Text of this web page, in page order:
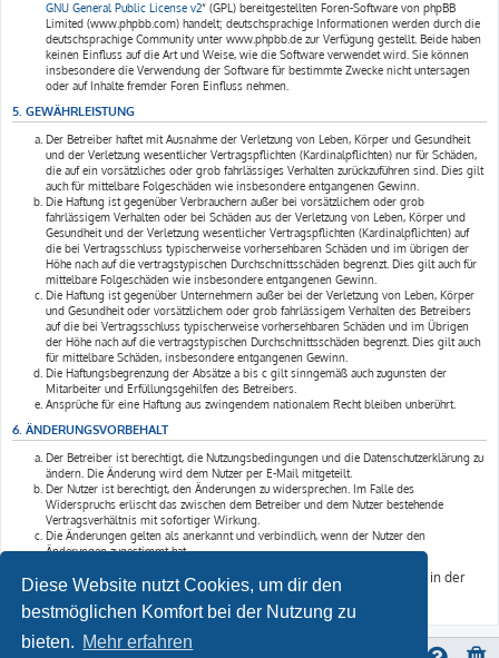
Diese Website nutzt Cookies, um dir den
bestmöglichen Komfort bei der Nutzung zu
bieten. Mehr erfahren
GNU General Public License v2“ (GPL) bereitgestellten Foren-Software von phpBB
Limited (www.phpbb.com) handelt; deutschsprachige Informationen werden durch die
deutschsprachige Community unter www.phpbb.de zur Verfügung gestellt. Beide haben
keinen Einfluss auf die Art und Weise, wie die Software verwendet wird. Sie können
insbesondere die Verwendung der Software für bestimmte Zwecke nicht untersagen
oder auf Inhalte fremder Foren Einfluss nehmen.
5. GEWÄHRLEISTUNG
Der Betreiber haftet mit Ausnahme der Verletzung von Leben, Körper und Gesundheit
und der Verletzung wesentlicher Vertragspflichten (Kardinalpflichten) nur für Schäden,
die auf ein vorsätzliches oder grob fahrlässiges Verhalten zurückzuführen sind. Dies gilt
auch für mittelbare Folgeschäden wie insbesondere entgangenen Gewinn.
Die Haftung ist gegenüber Verbrauchern außer bei vorsätzlichem oder grob
fahrlässigem Verhalten oder bei Schäden aus der Verletzung von Leben, Körper und
Gesundheit und der Verletzung wesentlicher Vertragspflichten (Kardinalpflichten) auf
die bei Vertragsschluss typischerweise vorhersehbaren Schäden und im übrigen der
Höhe nach auf die vertragstypischen Durchschnittsschäden begrenzt. Dies gilt auch für
mittelbare Folgeschäden wie insbesondere entgangenen Gewinn.
Die Haftung ist gegenüber Unternehmern außer bei der Verletzung von Leben, Körper
und Gesundheit oder vorsätzlichem oder grob fahrlässigem Verhalten des Betreibers
auf die bei Vertragsschluss typischerweise vorhersehbaren Schäden und im Übrigen
der Höhe nach auf die vertragstypischen Durchschnittsschäden begrenzt. Dies gilt auch
für mittelbare Schäden, insbesondere entgangenen Gewinn.
Die Haftungsbegrenzung der Absätze a bis c gilt sinngemäß auch zugunsten der
Mitarbeiter und Erfüllungsgehilfen des Betreibers.
Ansprüche für eine Haftung aus zwingendem nationalem Recht bleiben unberührt.
6. ÄNDERUNGSVORBEHALT
Der Betreiber ist berechtigt, die Nutzungsbedingungen und die Datenschutzerklärung zu
ändern. Die Änderung wird dem Nutzer per E-Mail mitgeteilt.
Der Nutzer ist berechtigt, den Änderungen zu widersprechen. Im Falle des
Widerspruchs erlischt das zwischen dem Betreiber und dem Nutzer bestehende
Vertragsverhältnis mit sofortiger Wirkung.
Die Änderungen gelten als anerkannt und verbindlich, wenn der Nutzer den
Änderungen zugestimmt hat.
Informationen über den Umgang mit deinen persönlichen Daten sind in der
Datenschutzerklärung enthalten.